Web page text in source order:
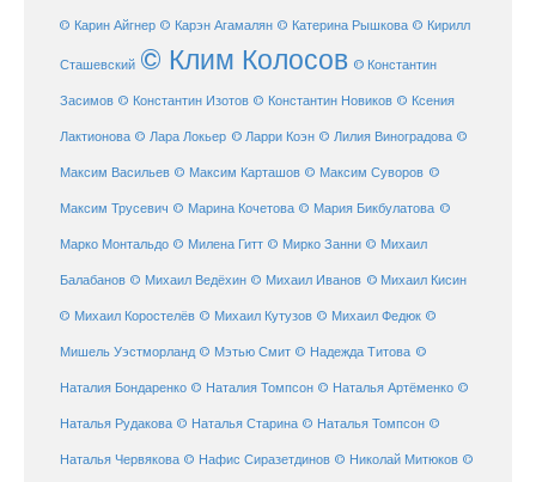
© Карин Айгнер © Карэн Агамалян © Катерина Рышкова © Кирилл
Сташевский © Клим Колосов © Константин
Засимов © Константин Изотов © Константин Новиков © Ксения
Лактионова © Лара Локьер © Ларри Коэн © Лилия Виноградова ©
Максим Васильев © Максим Карташов © Максим Суворов ©
Максим Трусевич © Марина Кочетова © Мария Бикбулатова ©
Марко Монтальдо © Милена Гитт © Мирко Занни © Михаил
Балабанов © Михаил Ведёхин © Михаил Иванов © Михаил Кисин
© Михаил Коростелёв © Михаил Кутузов © Михаил Федюк ©
Мишель Уэстморланд © Мэтью Смит © Надежда Титова ©
Наталия Бондаренко © Наталия Томпсон © Наталья Артёменко ©
Наталья Рудакова © Наталья Старина © Наталья Томпсон ©
Наталья Червякова © Нафис Сиразетдинов © Николай Митюков ©